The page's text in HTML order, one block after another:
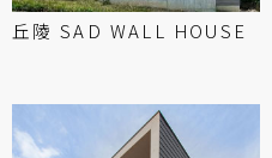
丘陵 SAD WALL HOUSE